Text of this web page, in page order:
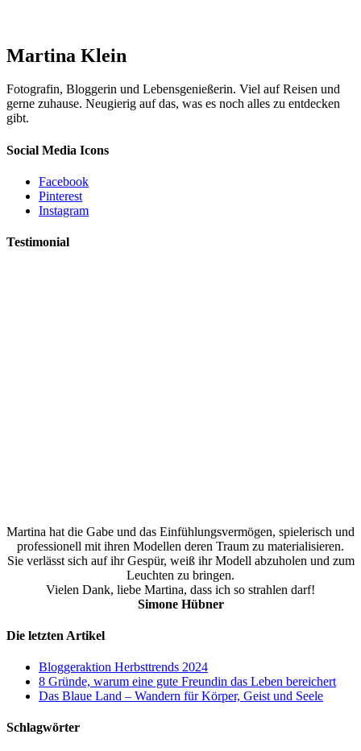
Martina Klein
Fotografin, Bloggerin und Lebensgenießerin. Viel auf Reisen und
gerne zuhause. Neugierig auf das, was es noch alles zu entdecken
gibt.
Social Media Icons
Facebook
Pinterest
Instagram
Testimonial
Martina hat die Gabe und das Einfühlungsvermögen, spielerisch und
professionell mit ihren Modellen deren Traum zu materialisieren.
Sie verlässt sich auf ihr Gespür, weiß ihr Modell abzuholen und zum
Leuchten zu bringen.
Vielen Dank, liebe Martina, dass ich so strahlen darf!
Simone Hübner
Die letzten Artikel
Bloggeraktion Herbsttrends 2024
8 Gründe, warum eine gute Freundin das Leben bereichert
Das Blaue Land – Wandern für Körper, Geist und Seele
Schlagwörter